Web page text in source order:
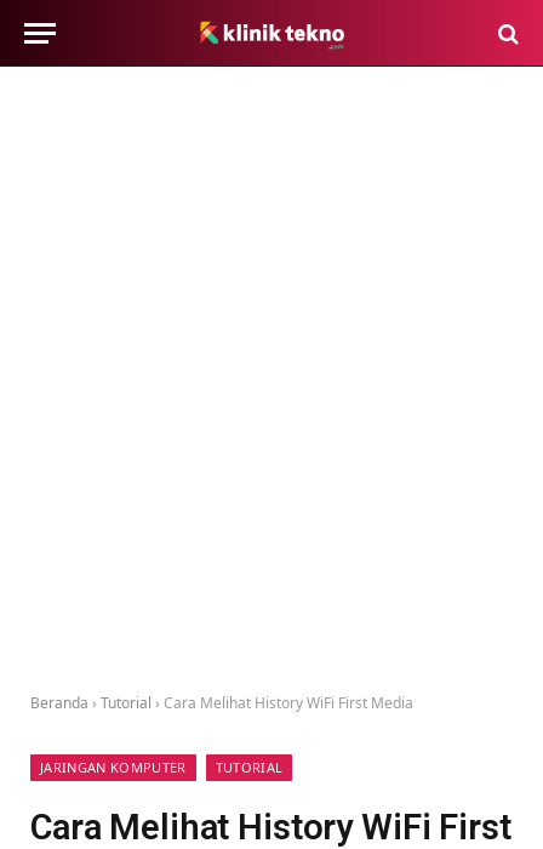
Beranda › Tutorial › Cara Melihat History WiFi First Media
JARINGAN KOMPUTER TUTORIAL
Cara Melihat History WiFi First